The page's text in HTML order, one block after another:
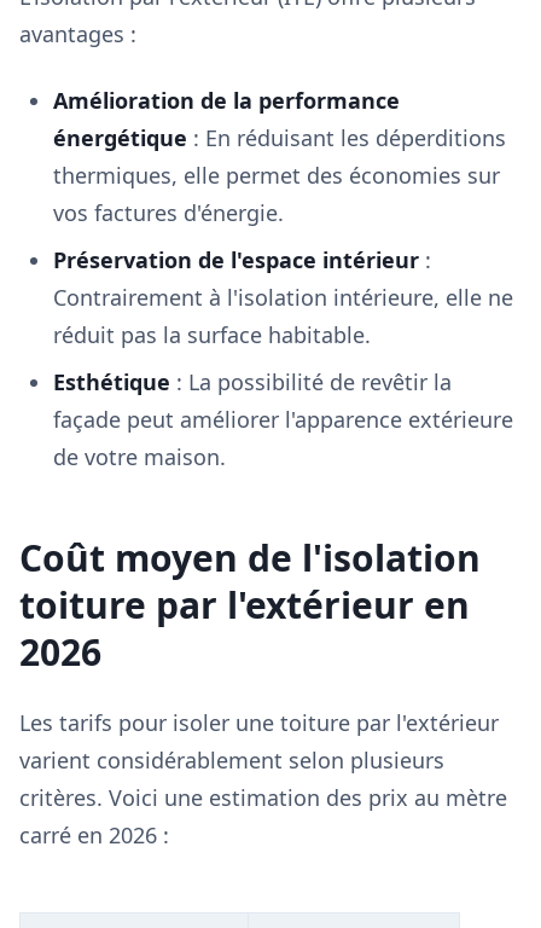
avantages :
Amélioration de la performance
énergétique : En réduisant les déperditions
thermiques, elle permet des économies sur
vos factures d'énergie.
Préservation de l'espace intérieur :
Contrairement à l'isolation intérieure, elle ne
réduit pas la surface habitable.
Esthétique : La possibilité de revêtir la
façade peut améliorer l'apparence extérieure
de votre maison.
Coût moyen de l'isolation
toiture par l'extérieur en
2026
Les tarifs pour isoler une toiture par l'extérieur
varient considérablement selon plusieurs
critères. Voici une estimation des prix au mètre
carré en 2026 :